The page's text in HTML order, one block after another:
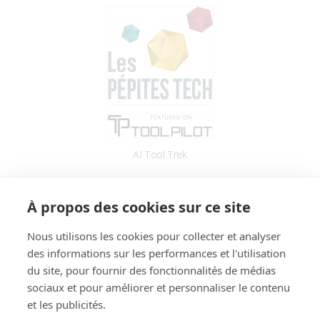
À propos des cookies sur ce site
Nous utilisons les cookies pour collecter et analyser
des informations sur les performances et l'utilisation
du site, pour fournir des fonctionnalités de médias
sociaux et pour améliorer et personnaliser le contenu
et les publicités.
AI Tool Trek
Application
Informations
Fonctionnalités